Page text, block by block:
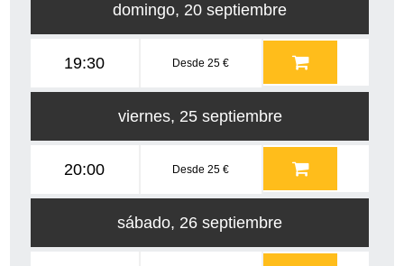
domingo, 20 septiembre
19:30 Desde 25 €
viernes, 25 septiembre
20:00 Desde 25 €
sábado, 26 septiembre